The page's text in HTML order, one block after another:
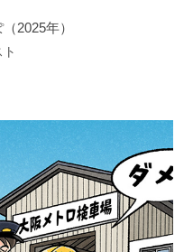
2025年）